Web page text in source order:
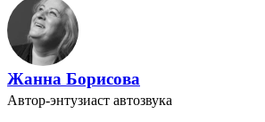
Жанна Борисова
Автор-энтузиаст автозвука